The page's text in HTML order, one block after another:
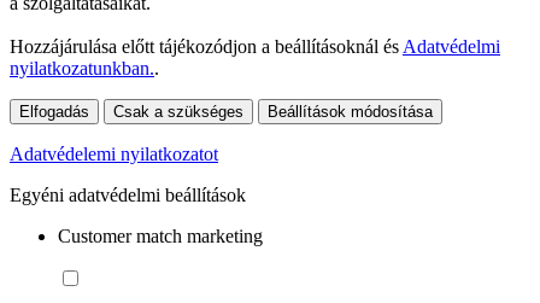
Hozzájárulása előtt tájékozódjon a beállításoknál és Adatvédelmi
nyilatkozatunkban..
Elfogadás Csak a szükséges Beállítások módosítása
Adatvédelemi nyilatkozatot
Egyéni adatvédelmi beállítások
Customer match marketing